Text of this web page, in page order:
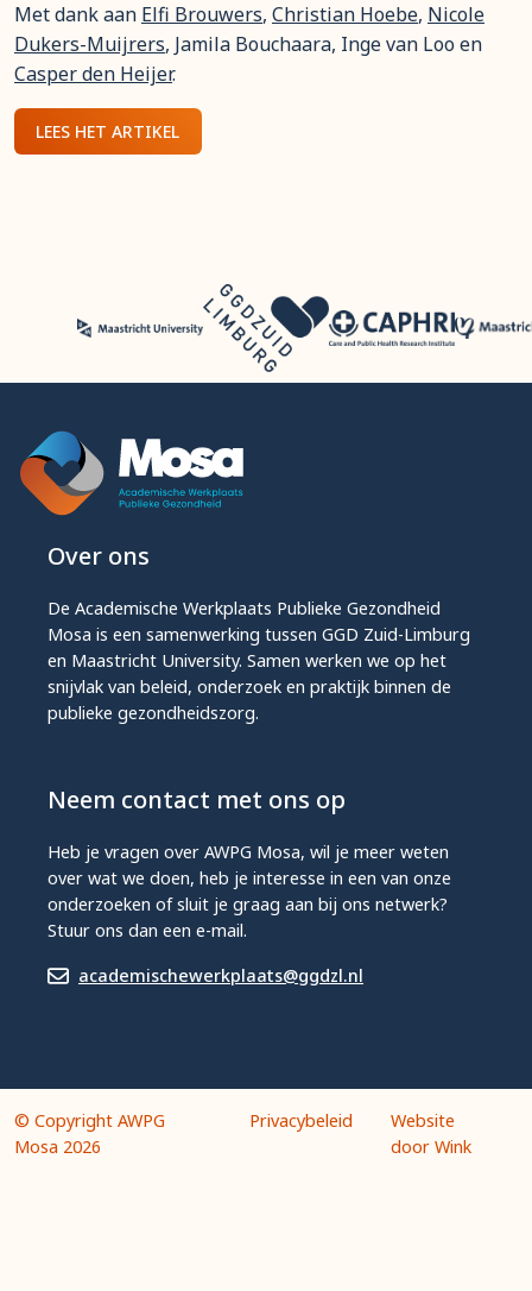
Met dank aan Elfi Brouwers, Christian Hoebe, Nicole
Dukers-Muijrers, Jamila Bouchaara, Inge van Loo en
Casper den Heijer.
LEES HET ARTIKEL
Over ons
De Academische Werkplaats Publieke Gezondheid
Mosa is een samenwerking tussen GGD Zuid-Limburg
en Maastricht University. Samen werken we op het
snijvlak van beleid, onderzoek en praktijk binnen de
publieke gezondheidszorg.
Neem contact met ons op
Heb je vragen over AWPG Mosa, wil je meer weten
over wat we doen, heb je interesse in een van onze
onderzoeken of sluit je graag aan bij ons netwerk?
Stuur ons dan een e-mail.
academischewerkplaats@ggdzl.nl
© Copyright AWPG
Mosa 2026
Privacybeleid
Website
door Wink